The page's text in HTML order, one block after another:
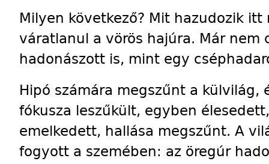
Milyen következő? Mit hazudozik
váratlanul a vörös hajúra. Már nem
hadonászott is, mint egy
Hipó számára megszűnt a külvilág,
fókusza leszűkült, egyben
emelkedett, hallása megszűnt. A
fogyott a szemében: az öregúr